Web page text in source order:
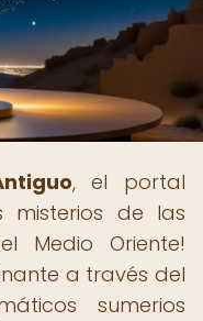
, el portal
misterios de las
Medio Oriente!
a través del
sumerios